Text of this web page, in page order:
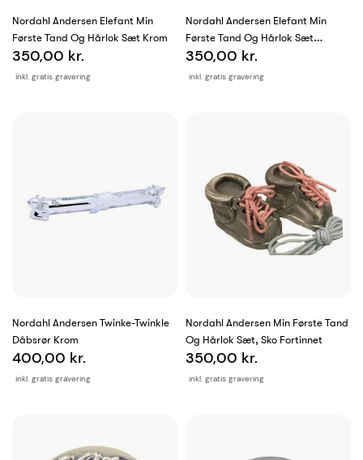
Nordahl Andersen Elefant Min
Første Tand Og Hårlok Sæt Krom
inkl. gratis gravering
350,00 kr.
Nordahl Andersen Elefant Min
Første Tand Og Hårlok Sæt
Fortinnet
inkl. gratis gravering
350,00 kr.
Nordahl Andersen Twinke-Twinkle
Dåbsrør Krom
inkl. gratis gravering
400,00 kr.
Nordahl Andersen Min Første Tand
Og Hårlok Sæt, Sko Fortinnet
inkl. gratis gravering
350,00 kr.